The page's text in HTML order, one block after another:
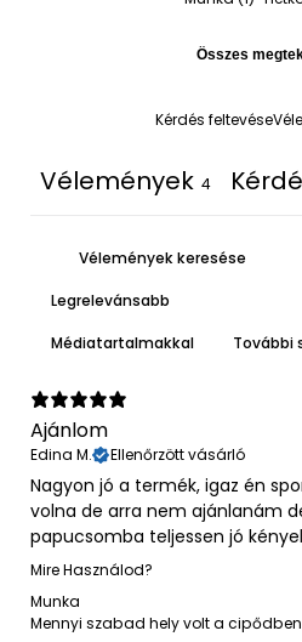
Összes
Kérdés feltevése
Vélemények 4
Médiatartalmakkal További
Ajánlom
Edina M. Ellenőrzött vásárló
Nagyon jó a termék, igaz én
volna de arra nem ajánlanám
papucsomba teljessen jó
Mire Használod?
Munka
Mennyi szabad hely volt a